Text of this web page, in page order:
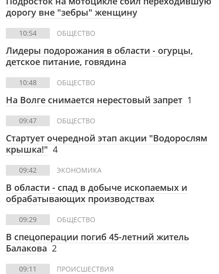
дорогу вне "зебры" женщину
10:54 ОБЩЕСТВО
Лидеры подорожания в области - огурцы,
детское питание, говядина
10:48 ОБЩЕСТВО
На Волге снимается нерестовый запрет 1
09:47 ОБЩЕСТВО
Стартует очередной этап акции "Водорослям
крышка!" 4
09:42 ЭКОНОМИКА
В области - спад в добыче ископаемых и
обрабатывающих производствах
09:29 ОБЩЕСТВО
В спецоперации погиб 45-летний житель
Балакова 2
09:11 ПРОИСШЕСТВИЯ